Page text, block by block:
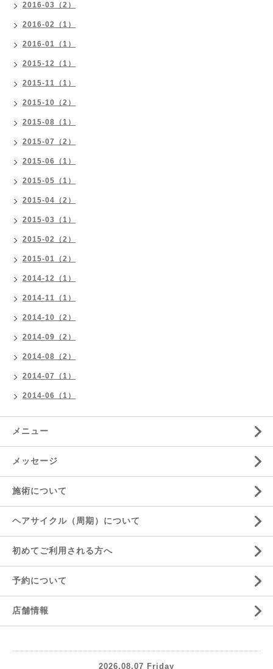
2016-03（2）
2016-02（1）
2016-01（1）
2015-12（1）
2015-11（1）
2015-10（2）
2015-08（1）
2015-07（2）
2015-06（1）
2015-05（1）
2015-04（2）
2015-03（1）
2015-02（2）
2015-01（2）
2014-12（1）
2014-11（1）
2014-10（2）
2014-09（2）
2014-08（2）
2014-07（1）
2014-06（1）
メニュー
メッセージ
施術について
ヘアサイクル（周期）について
初めてご利用される方へ
予約について
店舗情報
2026.08.07 Friday